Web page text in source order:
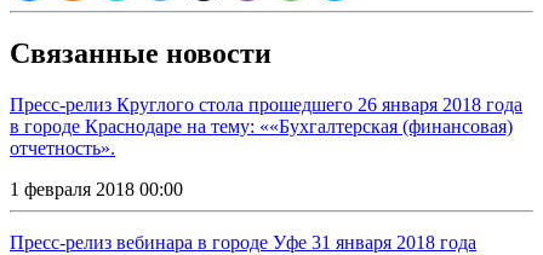
Связанные новости
Пресс-релиз Круглого стола прошедшего 26 января 2018 года
в городе Краснодаре на тему: ««Бухгалтерская (финансовая)
отчетность».
1 февраля 2018 00:00
Пресс-релиз вебинара в городе Уфе 31 января 2018 года